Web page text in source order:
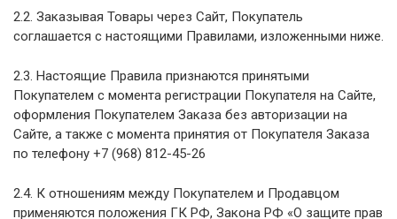
2.2. Заказывая Товары через Сайт, Покупатель
соглашается с настоящими Правилами, изложенными ниже.
2.3. Настоящие Правила признаются принятыми
Покупателем с момента регистрации Покупателя на Сайте,
оформления Покупателем Заказа без авторизации на
Сайте, а также с момента принятия от Покупателя Заказа
по телефону +7 (968) 812-45-26
2.4. К отношениям между Покупателем и Продавцом
применяются положения ГК РФ, Закона РФ «О защите прав